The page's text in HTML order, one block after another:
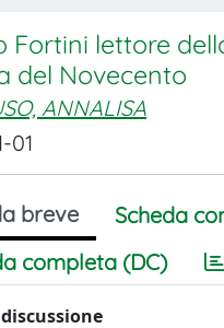
Fortini lettore
del Novecento
ANNALISA
01
breve
Scheda
completa (DC)